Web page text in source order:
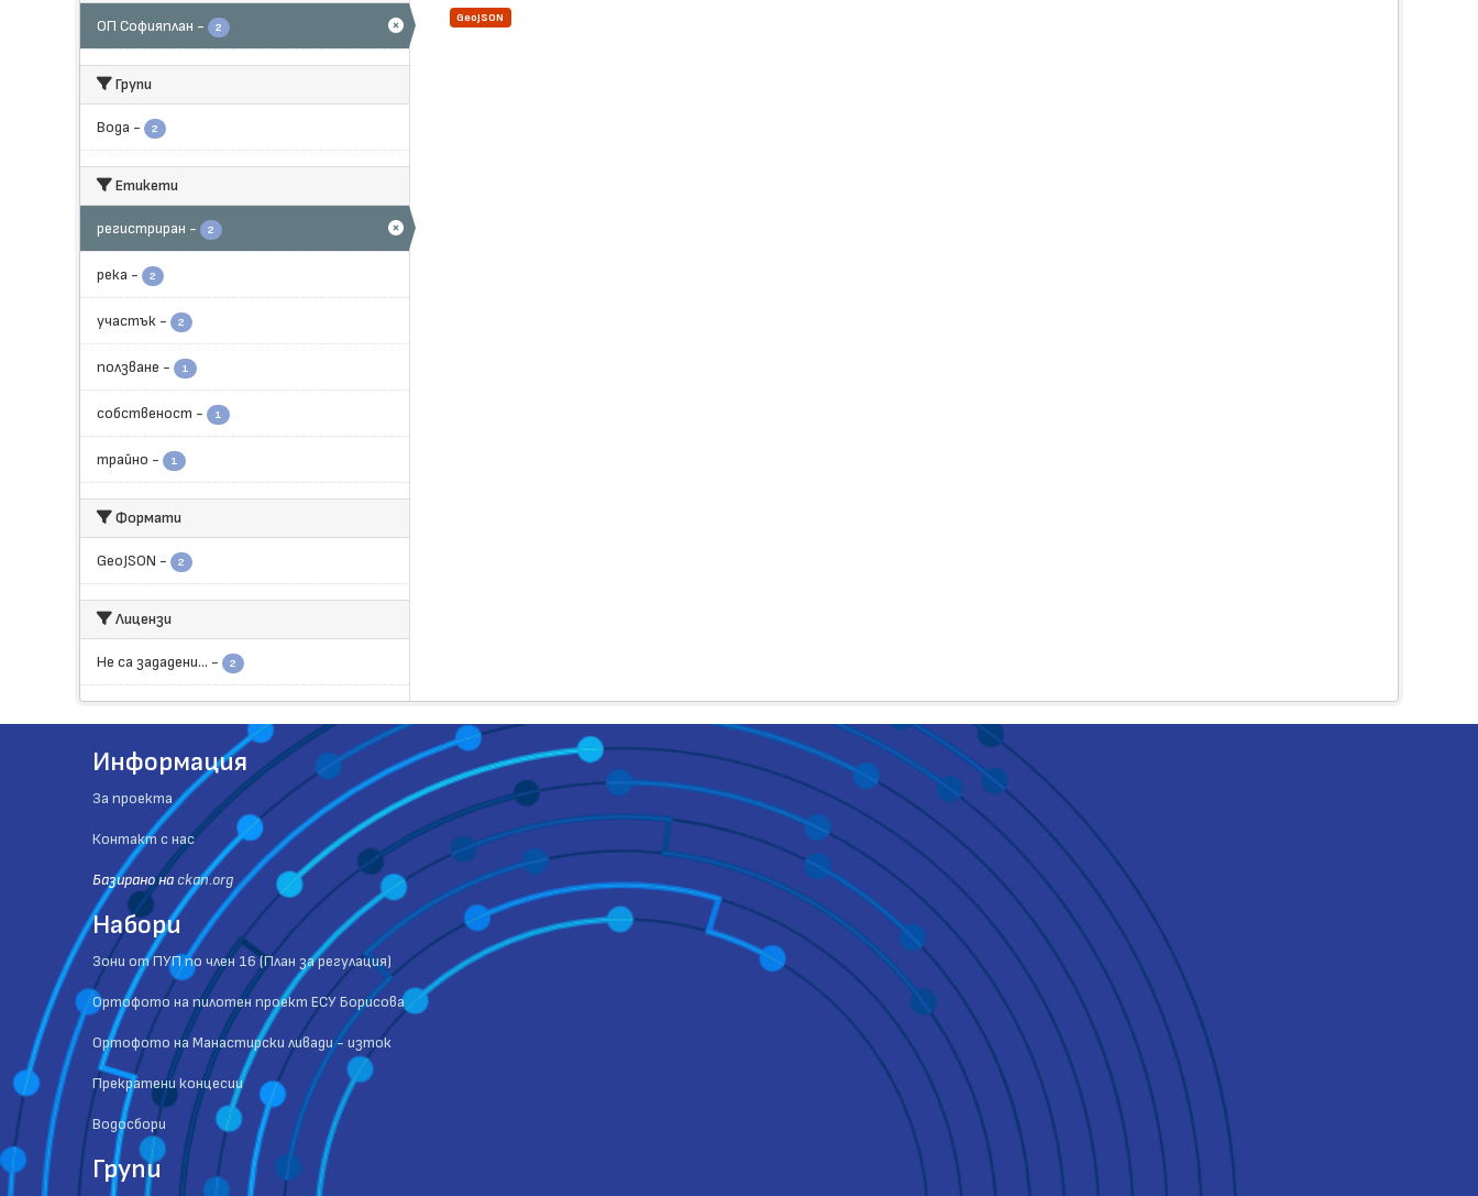
ОП Софияплан - 2
Групи
Вода - 2
Етикети
регистриран - 2
река - 2
участък - 2
ползване - 1
собственост - 1
трайно - 1
Формати
GeoJSON - 2
Лицензи
Не са зададени... - 2
GeoJSON
Информация
За проекта
Контакт с нас
Базиранo на ckan.org
Набори
Зони от ПУП по член 16 (План за регулация)
Ортофото на пилотен проект ЕСУ Борисова
Ортофото на Манастирски ливади - изток
Прекратени концесии
Водосбори
Групи